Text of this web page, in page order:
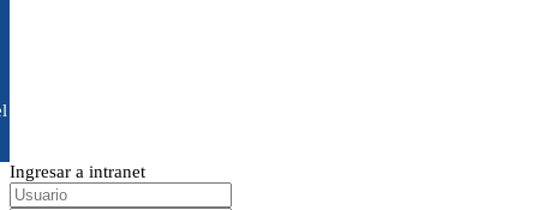
Ingresar a intranet